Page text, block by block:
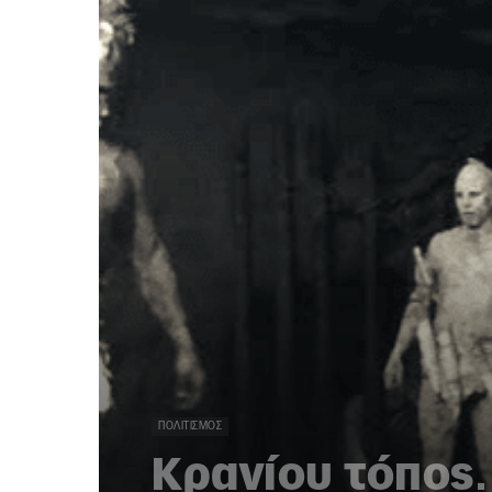
ΠΟΛΙΤΙΣΜΌΣ
Κρανίου